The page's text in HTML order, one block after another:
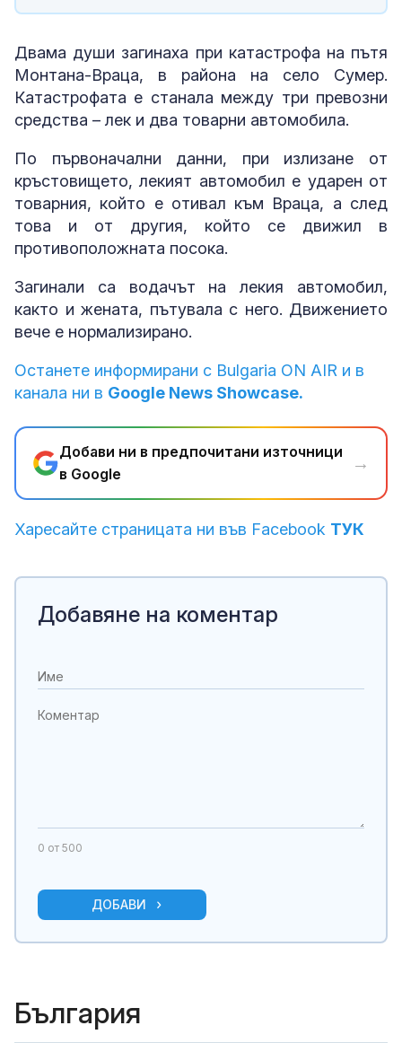
Двама души загинаха при катастрофа на пътя
Монтана-Враца, в района на село Сумер.
Катастрофата е станала между три превозни
средства – лек и два товарни автомобила.
По първоначални данни, при излизане от
кръстовището, лекият автомобил е ударен от
товарния, който е отивал към Враца, а след
това и от другия, който се движил в
противоположната посока.
Загинали са водачът на лекия автомобил,
както и жената, пътувала с него. Движението
вече е нормализирано.
Останете информирани с Bulgaria ON AIR и в
канала ни в Google News Showcase.
Добави ни в предпочитани източници
в Google
→
Харесайте страницата ни във Facebook ТУК
Добавяне на коментар
0 от 500
ДОБАВИ
България